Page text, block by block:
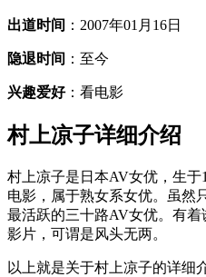
出道时间 ：2007年01月16日
隐退时间 ：至今
兴趣爱好：看电影
村上凉子详细介绍
村上凉子是日本AV女优，生于
电影，属于熟女系女优。虽然
最活跃的三十路AV女优。有
影片，可谓是风头无两。
以上就是关于村上凉子的详细